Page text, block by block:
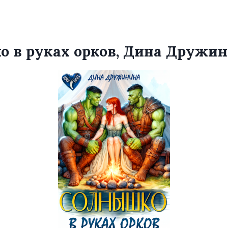
в руках орков, Дина